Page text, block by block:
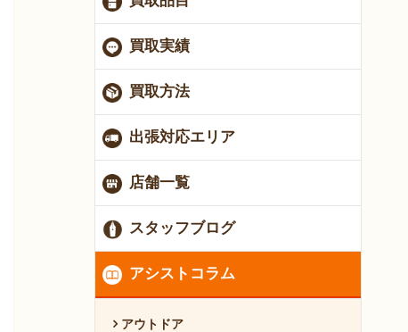
買取実績
買取方法
出張対応エリア
店舗一覧
スタッフブログ
アシストコラム
アウトドア